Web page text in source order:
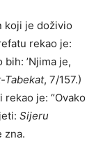
koji je doživio
rekao je:
’Njima je,
Tabekat, 7/157.)
je: “Ovako
Sijeru
zna.